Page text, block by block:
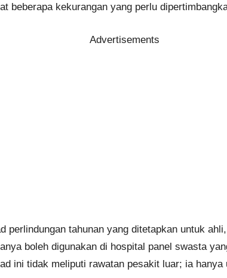
beberapa kekurangan yang perlu
Advertisements
perlindungan tahunan yang ditetapkan untuk
boleh digunakan di hospital panel swasta
ini tidak meliputi rawatan pesakit luar; ia